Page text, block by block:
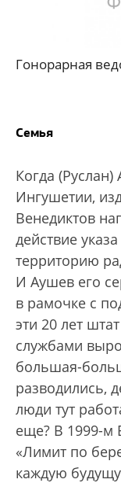
Гонорарная
Семья
Когда
Ингушетии,
Венедиктов
действие
территорию
И Аушев его
в рамочке с
эти 20 лет
службами
большая-
разводились,
люди тут
еще? В 1999-м
«Лимит по
каждую